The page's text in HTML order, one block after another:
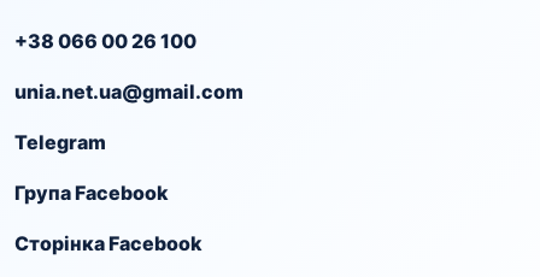
+38 066 00 26 100
unia.net.ua@gmail.com
Telegram
Група Facebook
Сторінка Facebook